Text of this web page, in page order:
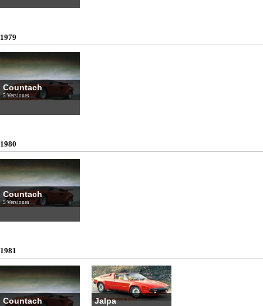
1979
Countach
5 Versiones
1980
Countach
5 Versiones
1981
Countach Jalpa